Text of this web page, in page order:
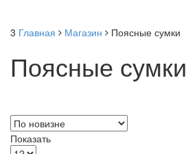
3 Главная Магазин Поясные сумки
Поясные сумки
Показать